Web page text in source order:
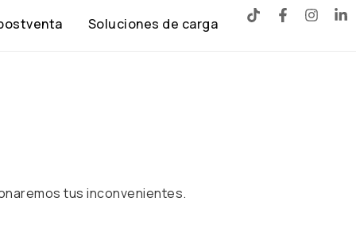
Soluciones de carga
tus inconvenientes.